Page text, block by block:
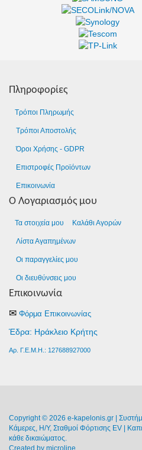
Πληροφορίες
Τρόποι Πληρωμής
Τρόποι Αποστολής
Όροι Χρήσης - GDPR
Επιστροφές Προϊόντων
Επικοινωνία
Ο Λογαριασμός μου
Τα στοιχεία μου Καλάθι Αγορών
Λίστα Αγαπημένων
Οι παραγγελίες μου
Οι διευθύνσεις μου
Επικοινωνία
✉ Φόρμα Επικοινωνίας
Έδρα: Ηράκλειο Κρήτης
Αρ. Γ.Ε.Μ.Η.: 127688927000
Copyright © 2026 e-kapelonis.gr |
Κάμερες, Η/Υ, Σταθμοί Φόρτισης EV |
κάθε δικαιώματος.